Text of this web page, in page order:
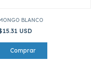
BLANCO
USD